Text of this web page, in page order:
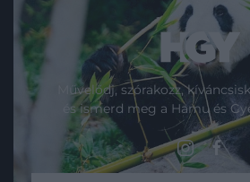
Művelődj, szórakozz,
és ismerd meg a Hamu és